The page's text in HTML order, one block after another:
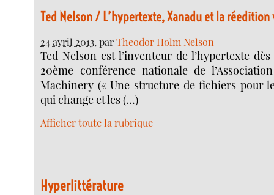
Ted Nelson / L’hypertexte, Xanadu et la
24 avril 2013, parTheodor Holm Nelson
Ted Nelson est l’inventeur de l’hypertexte dès
20ème conférence nationale de
Machinery (« Une structure de fichiers pour
qui change et les (…)
Afficher toute la rubrique
Hyperlittérature